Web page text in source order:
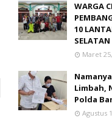
WARGA
10
SELATAN
Maret
Limbah,
Polda
Agustus